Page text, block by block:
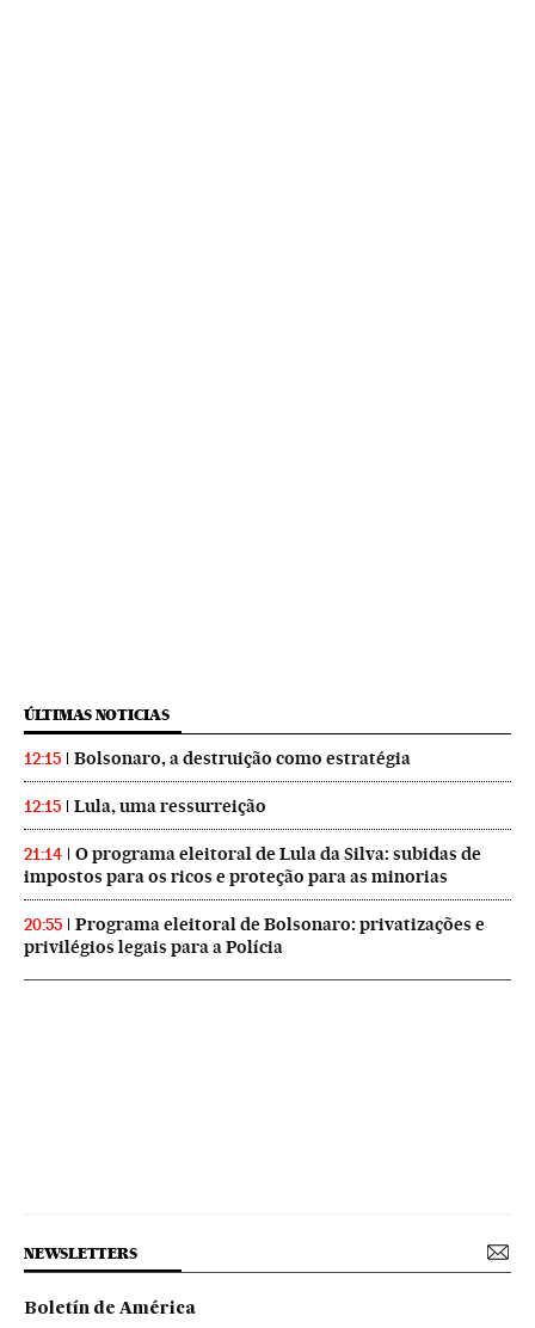
ÚLTIMAS NOTICIAS
12:15 Bolsonaro, a destruição como estratégia
12:15 Lula, uma ressurreição
21:14
O programa eleitoral de Lula da Silva: subidas de
impostos para os ricos e proteção para as minorias
20:55
Programa eleitoral de Bolsonaro: privatizações e
privilégios legais para a Polícia
NEWSLETTERS
Boletín de América